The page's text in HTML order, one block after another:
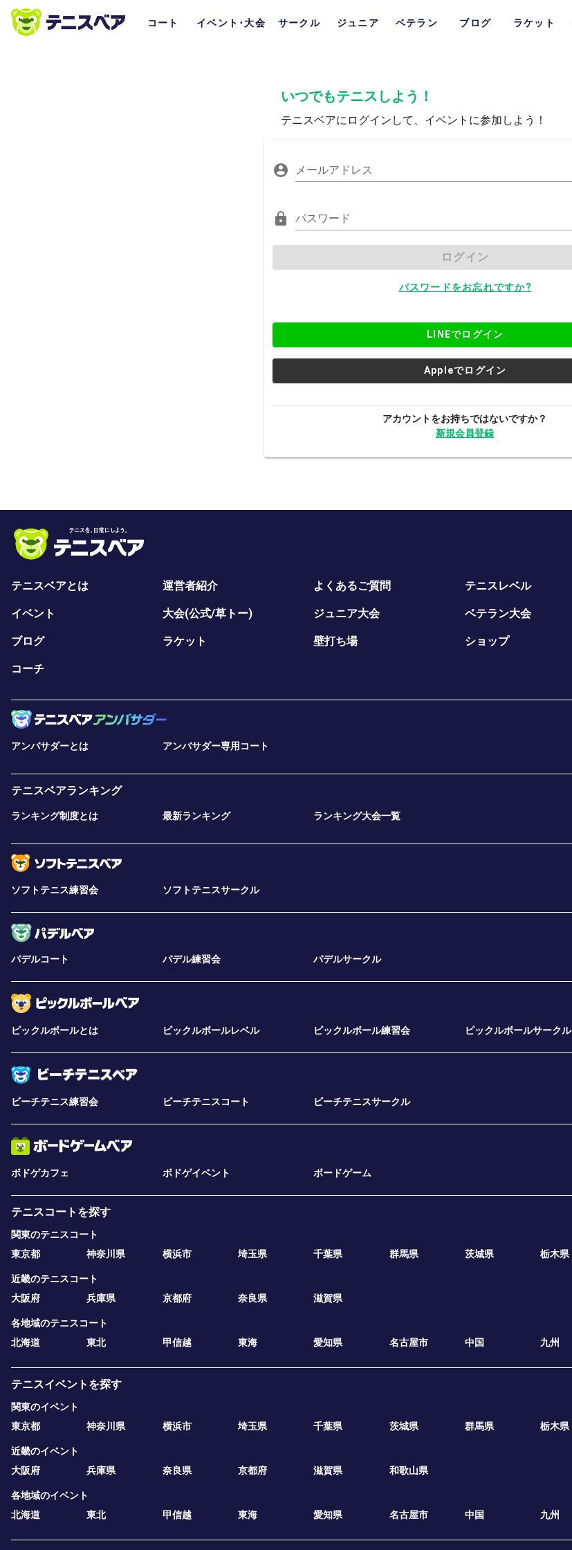
コート イベント･大会 サークル ジュニア ベテラン ブログ ラケット
いつでもテニスしよう！
テニスベアにログインして、イベントに参加しよう！
メールアドレス
パスワード
ログイン
パスワードをお忘れですか?
LINEでログイン
Appleでログイン
アカウントをお持ちではないですか？
新規会員登録
テニスベアとは 運営者紹介 よくあるご質問 テニスレベル
イベント 大会(公式/草トー) ジュニア大会 ベテラン大会
ブログ ラケット 壁打ち場 ショップ
コーチ
アンバサダーとは アンバサダー専用コート
テニスベアランキング
ランキング制度とは 最新ランキング ランキング大会一覧
ソフトテニス練習会 ソフトテニスサークル
パデルコート パデル練習会 パデルサークル
ピックルボールとは ピックルボールレベル ピックルボール練習会 ピックルボールサークル
ビーチテニス練習会 ビーチテニスコート ビーチテニスサークル
ボドゲカフェ ボドゲイベント ボードゲーム
テニスコートを探す
関東のテニスコート
東京都
神奈川県 横浜市 埼玉県 千葉県 群馬県 茨城県 栃木県
近畿のテニスコート
大阪府
兵庫県 京都府 奈良県 滋賀県
各地域のテニスコート
北海道
東北 甲信越 東海 愛知県 名古屋市 中国 九州
テニスイベントを探す
関東のイベント
東京都
神奈川県 横浜市 埼玉県 千葉県 茨城県 群馬県 栃木県
近畿のイベント
大阪府
兵庫県 奈良県 京都府 滋賀県 和歌山県
各地域のイベント
北海道
東北 甲信越 東海 愛知県 名古屋市 中国 九州